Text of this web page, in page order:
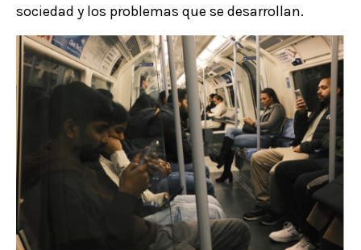
sociedad y los problemas que se desarrollan.